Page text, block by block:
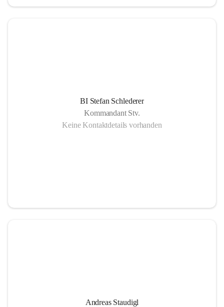
BI Stefan Schlederer
Kommandant Stv.
Keine Kontaktdetails vorhanden
Andreas Staudigl